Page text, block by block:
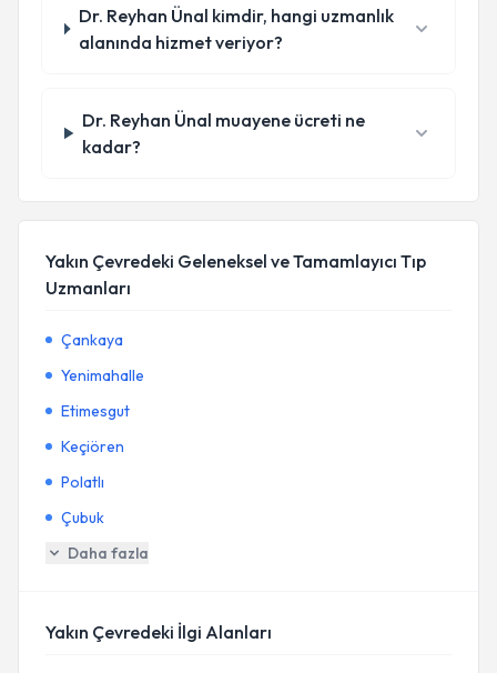
Dr. Reyhan Ünal kimdir, hangi uzmanlık
alanında hizmet veriyor?
Dr. Reyhan Ünal muayene ücreti ne
kadar?
Yakın Çevredeki Geleneksel ve Tamamlayıcı Tıp
Uzmanları
Çankaya
Yenimahalle
Etimesgut
Keçiören
Polatlı
Çubuk
Daha fazla
Yakın Çevredeki İlgi Alanları